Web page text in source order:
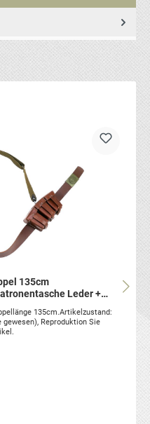
135cm
Leder +
135cm.Artikelzustand:
Reproduktion Sie